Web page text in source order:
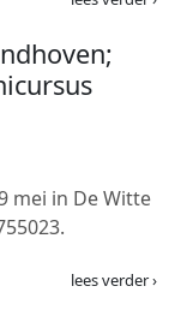
mei in De Witte
lees verder ›